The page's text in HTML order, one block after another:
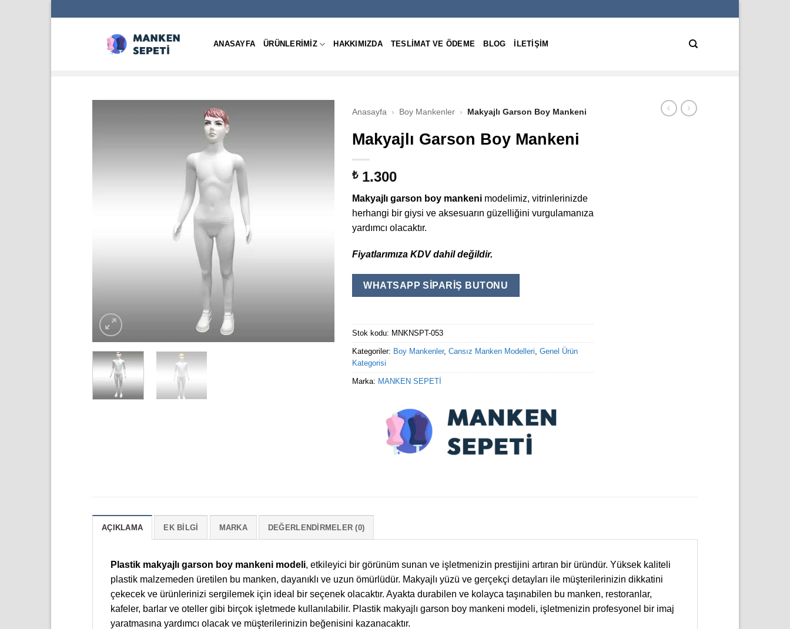
ANASAYFA ÜRÜNLERIMIZ HAKKIMIZDA TESLIMAT VE ÖDEME BLOG ILETIŞIM
Anasayfa › Boy Mankenler › Makyajlı Garson Boy Mankeni
Makyajlı Garson Boy Mankeni
₺1.300
Makyajlı garson boy mankeni modelimiz, vitrinlerinizde
herhangi bir giysi ve aksesuarın güzelliğini vurgulamanıza
yardımcı olacaktır.
Fiyatlarımıza KDV dahil değildir.
WHATSAPP SIPARIŞ BUTONU
Stok kodu: MNKNSPT-053
Kategoriler: Boy Mankenler, Cansız Manken Modelleri Genel Ürün
Kategorisi
Marka: MANKEN SEPETİ
AÇIKLAMA EK BILGI MARKA DEĞERLENDIRMELER (0)
Plastik makyajlı garson boy mankeni modeli, etkileyici bir görünüm sunan ve işletmenizin prestijini artıran bir üründür. Yüksek kaliteli
plastik malzemeden üretilen bu manken, dayanıklı ve uzun ömürlüdür. Makyajlı yüzü ve gerçekçi detayları ile müşterilerinizin dikkatini
çekecek ve ürünlerinizi sergilemek için ideal bir seçenek olacaktır. Ayakta durabilen ve kolayca taşınabilen bu manken, restoranlar,
kafeler, barlar ve oteller gibi birçok işletmede kullanılabilir. Plastik makyajlı garson boy mankeni modeli, işletmenizin profesyonel bir imaj
yaratmasına yardımcı olacak ve müşterilerinizin beğenisini kazanacaktır.